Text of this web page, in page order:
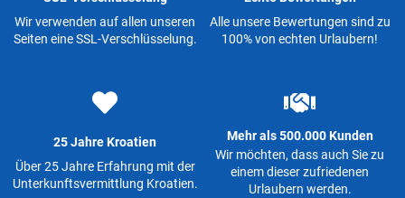
Wir verwenden auf allen unseren
Seiten eine SSL-Verschlüsselung.
Alle unsere Bewertungen sind zu
100% von echten Urlaubern!
25 Jahre Kroatien
Über 25 Jahre Erfahrung mit der
Unterkunftsvermittlung Kroatien.
Mehr als 500.000 Kunden
Wir möchten, dass auch Sie zu
einem dieser zufriedenen
Urlaubern werden.